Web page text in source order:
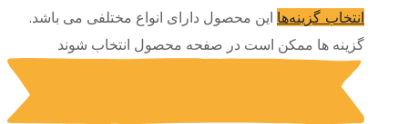
انتخاب گزینه‌ها این محصول دارای انواع مختلفی می باشد.
گزینه ها ممکن است در صفحه محصول انتخاب شوند